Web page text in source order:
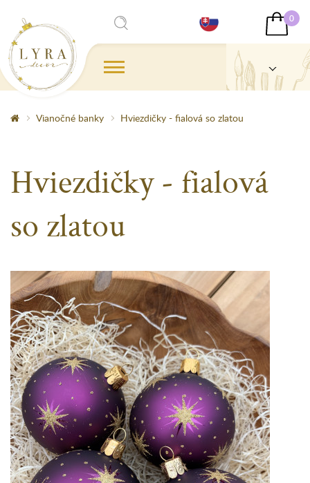
0
Vianočné banky Hviezdičky - fialová so zlatou
Hviezdičky - fialová
so zlatou